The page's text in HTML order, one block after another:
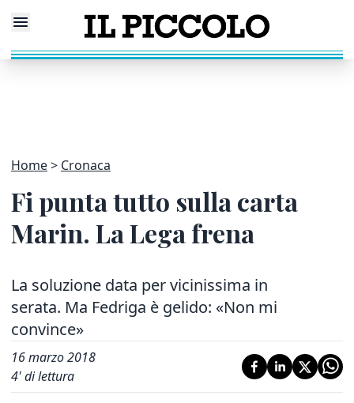
Home Cronaca
Fi punta tutto sulla carta
Marin. La Lega frena
La soluzione data per vicinissima in
serata. Ma Fedriga è gelido: «Non mi
convince»
16 marzo 2018
4' di lettura